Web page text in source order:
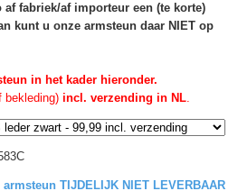
af fabriek/af importeur een (te korte)
kunt u onze armsteun daar NIET op
in het kader hieronder.
incl. verzending in NL.
TIJDELIJK NIET LEVERBAAR